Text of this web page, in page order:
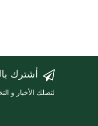
أشترك
لتصلك الأخبار و